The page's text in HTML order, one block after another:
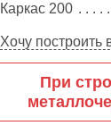
Каркас 200
Хочу построить
При